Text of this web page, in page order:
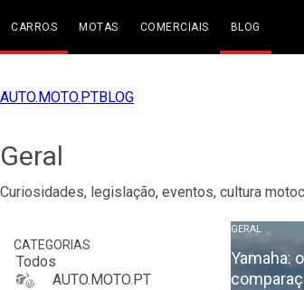
CARROS MOTAS COMERCIAIS BLOG
AUTO.MOTO.PTBLOG
Geral
Curiosidades, legislação, eventos, cultura
CATEGORIAS
Todos
AUTO.MOTO.PT
GERAL
Yamaha: